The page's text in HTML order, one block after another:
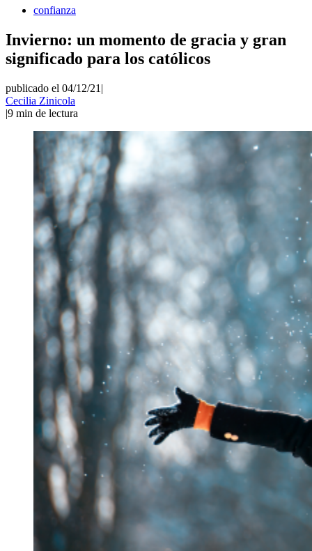
confianza
Invierno: un momento de gracia y gran
significado para los católicos
publicado el 04/12/21 |
Cecilia Zinicola
|9 min de lectura